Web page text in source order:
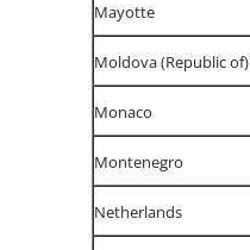
Mayotte
Moldova (Republic of)
Monaco
Montenegro
Netherlands